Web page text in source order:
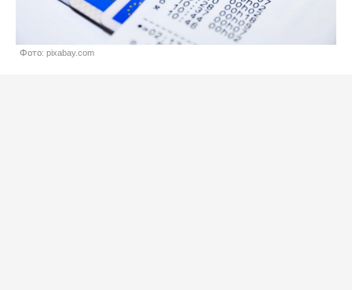
Фото: pixabay.com